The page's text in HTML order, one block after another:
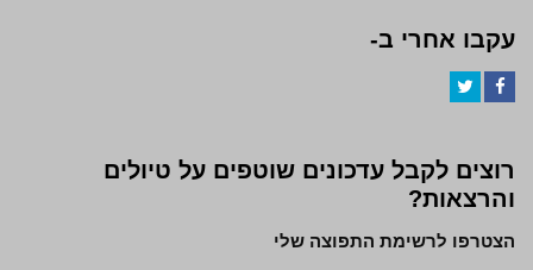
עקבו אחרי ב-
רוצים לקבל עדכונים שוטפים על טיולים
והרצאות?
הצטרפו לרשימת התפוצה שלי